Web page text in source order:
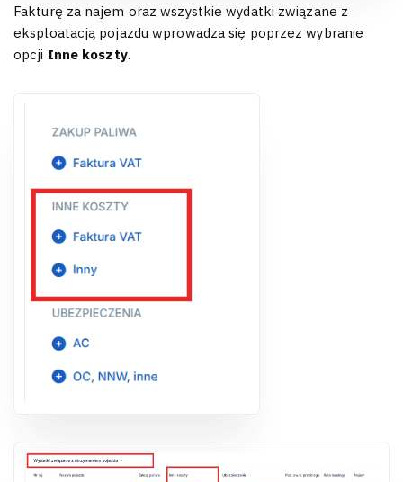
Fakturę za najem oraz wszystkie wydatki związane z
eksploatacją pojazdu wprowadza się poprzez wybranie
opcji Inne koszty.